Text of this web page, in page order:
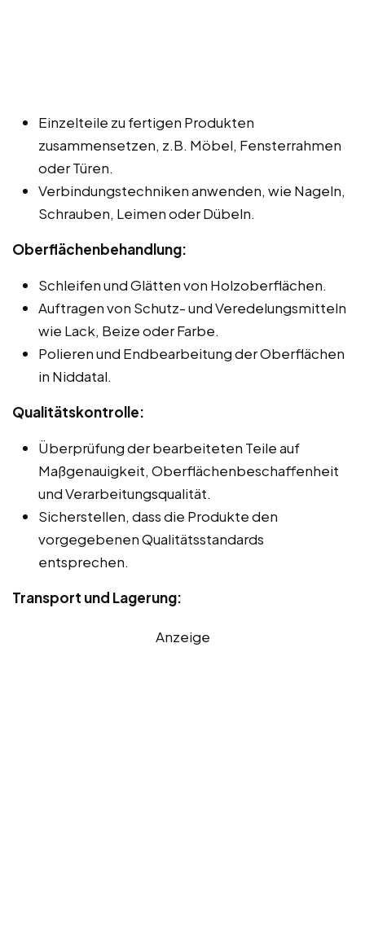
Einzelteile zu fertigen Produkten
zusammensetzen, z.B. Möbel, Fensterrahmen
oder Türen.
Verbindungstechniken anwenden, wie Nageln,
Schrauben, Leimen oder Dübeln.
Oberflächenbehandlung:
Schleifen und Glätten von Holzoberflächen.
Auftragen von Schutz- und Veredelungsmitteln
wie Lack, Beize oder Farbe.
Polieren und Endbearbeitung der Oberflächen
in Niddatal.
Qualitätskontrolle:
Überprüfung der bearbeiteten Teile auf
Maßgenauigkeit, Oberflächenbeschaffenheit
und Verarbeitungsqualität.
Sicherstellen, dass die Produkte den
vorgegebenen Qualitätsstandards
entsprechen.
Transport und Lagerung:
Anzeige